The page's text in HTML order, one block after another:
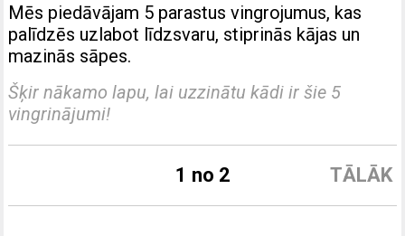
Mēs piedāvājam 5 parastus vingrojumus, kas
palīdzēs uzlabot līdzsvaru, stiprinās kājas un
mazinās sāpes.
Šķir nākamo lapu, lai uzzinātu kādi ir šie 5
vingrinājumi!
TĀLĀK
1 no 2